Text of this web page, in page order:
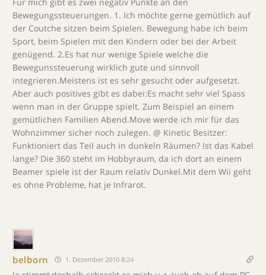
Bewegungssteuerungen. 1. Ich möchte gerne gemütlich auf
der Coutche sitzen beim Spielen. Bewegung habe ich beim
Sport, beim Spielen mit den Kindern oder bei der Arbeit
genügend. 2.Es hat nur wenige Spiele welche die
Bewegunssteuerung wirklich gute und sinnvoll
integrieren.Meistens ist es sehr gesucht oder aufgesetzt.
Aber auch positives gibt es dabei:Es macht sehr viel Spass
wenn man in der Gruppe spielt. Zum Beispiel an einem
gemütlichen Familien Abend.Move werde ich mir für das
Wohnzimmer sicher noch zulegen. @ Kinetic Besitzer:
Funktioniert das Teil auch in dunkeln Räumen? Ist das Kabel
lange? Die 360 steht im Hobbyraum, da ich dort an einem
Beamer spiele ist der Raum relativ Dunkel.Mit dem Wii geht
es ohne Probleme, hat je Infrarot.
belborn 1. Dezember 2010 8:24